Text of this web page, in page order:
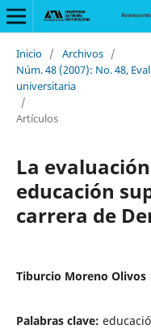
Inicio / Archivos /
Núm. 48 (2007): No. 48,
universitaria
/
Artículos
La
educación
carrera de
Tiburcio Moreno Olivos
Palabras clave: